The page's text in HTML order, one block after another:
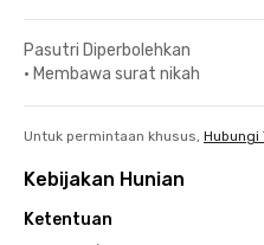
Pasutri Diperbolehkan
• Membawa surat nikah
Untuk permintaan khusus, Hubungi
Kebijakan Hunian
Ketentuan